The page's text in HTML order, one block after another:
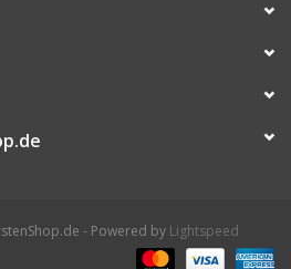
- Powered by Lightspeed